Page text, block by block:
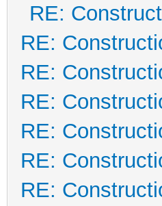
RE:
RE:
RE:
RE:
RE:
RE:
RE: